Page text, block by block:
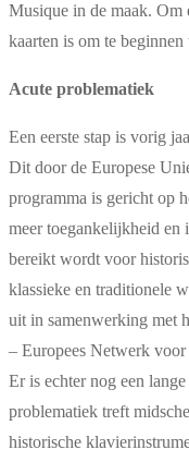
Musique in de maak. Om
kaarten is om te
Acute problematiek
Een eerste stap is vorig
Dit door de Europese
programma is gericht op
meer toegankelijkheid en
bereikt wordt voor
klassieke en traditionele
uit in samenwerking met
– Europees Netwerk
Er is echter nog een
problematiek treft
historische